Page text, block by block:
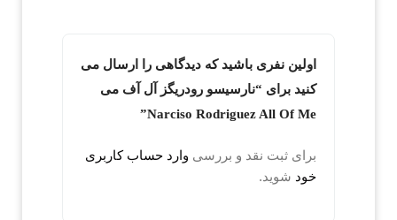
اولین نفری باشید که دیدگاهی را ارسال می
کنید برای “نارسیسو رودریگز آل آف می
Narciso Rodriguez All Of Me”
برای ثبت نقد و بررسی وارد حساب کاربری
خود شوید.